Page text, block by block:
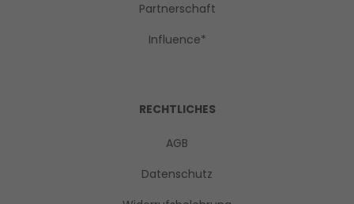
Partnerschaft
Influence*
RECHTLICHES
AGB
Datenschutz